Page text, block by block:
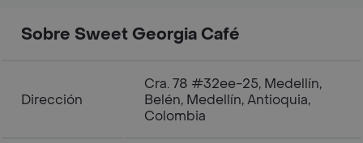
Sobre Sweet Georgia Café
Dirección
Cra. 78 #32ee-25, Medellín,
Belén, Medellín, Antioquia,
Colombia